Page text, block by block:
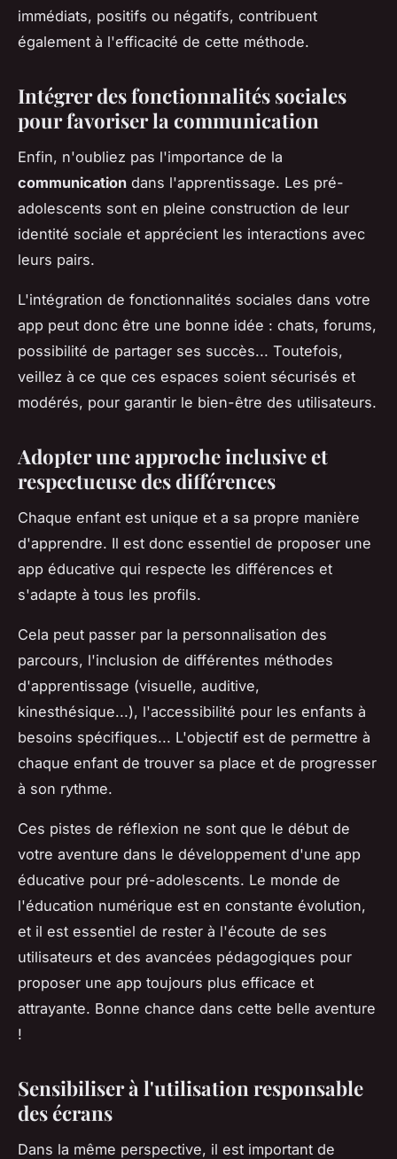
immédiats, positifs ou négatifs, contribuent
également à l'efficacité de cette méthode.
Intégrer des fonctionnalités sociales
pour favoriser la communication
Enfin, n'oubliez pas l'importance de la
communication dans l'apprentissage. Les pré-
adolescents sont en pleine construction de leur
identité sociale et apprécient les interactions avec
leurs pairs.
L'intégration de fonctionnalités sociales dans votre
app peut donc être une bonne idée : chats, forums,
possibilité de partager ses succès... Toutefois,
veillez à ce que ces espaces soient sécurisés et
modérés, pour garantir le bien-être des utilisateurs.
Adopter une approche inclusive et
respectueuse des différences
Chaque enfant est unique et a sa propre manière
d'apprendre. Il est donc essentiel de proposer une
app éducative qui respecte les différences et
s'adapte à tous les profils.
Cela peut passer par la personnalisation des
parcours, l'inclusion de différentes méthodes
d'apprentissage (visuelle, auditive,
kinesthésique...), l'accessibilité pour les enfants à
besoins spécifiques... L'objectif est de permettre à
chaque enfant de trouver sa place et de progresser
à son rythme.
Ces pistes de réflexion ne sont que le début de
votre aventure dans le développement d'une app
éducative pour pré-adolescents. Le monde de
l'éducation numérique est en constante évolution,
et il est essentiel de rester à l'écoute de ses
utilisateurs et des avancées pédagogiques pour
proposer une app toujours plus efficace et
attrayante. Bonne chance dans cette belle aventure
!
Sensibiliser à l'utilisation responsable
des écrans
Dans la même perspective, il est important de